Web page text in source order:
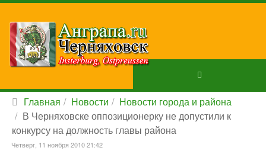
Главная Новости
Новости города и района
В Черняховске оппозиционерку не допустили к
конкурсу на должность главы района
Четверг, 11 ноября 2010 21:42